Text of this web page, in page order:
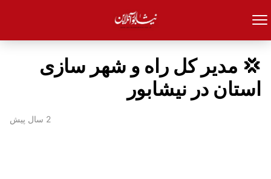
💢 مدیر کل راه و شهر سازی
استان در نیشابور
2 سال پیش